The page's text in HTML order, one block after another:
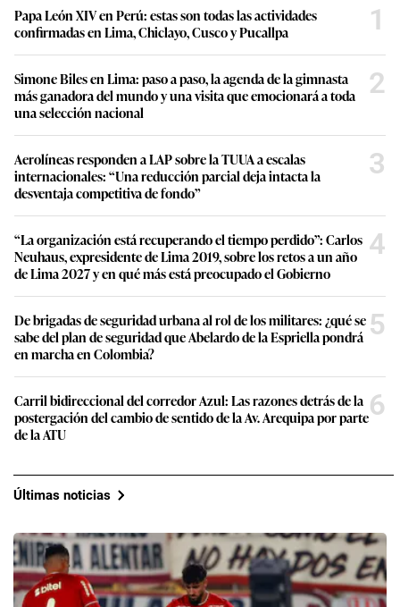
Papa León XIV en Perú: estas son todas las actividades
confirmadas en Lima, Chiclayo, Cusco y Pucallpa
1
Simone Biles en Lima: paso a paso, la agenda de la gimnasta
más ganadora del mundo y una visita que emocionará a toda
una selección nacional
2
Aerolíneas responden a LAP sobre la TUUA a escalas
internacionales: “Una reducción parcial deja intacta la
desventaja competitiva de fondo”
3
“La organización está recuperando el tiempo perdido”: Carlos
Neuhaus, expresidente de Lima 2019, sobre los retos a un año
de Lima 2027 y en qué más está preocupado el Gobierno
4
De brigadas de seguridad urbana al rol de los militares: ¿qué se
sabe del plan de seguridad que Abelardo de la Espriella pondrá
en marcha en Colombia?
5
Carril bidireccional del corredor Azul: Las razones detrás de la
postergación del cambio de sentido de la Av. Arequipa por parte
de la ATU
6
Últimas noticias